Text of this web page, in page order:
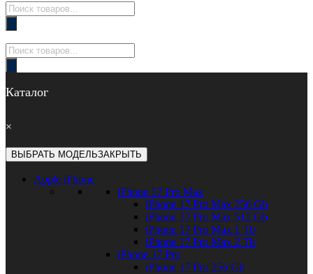
Поиск
товаров
Поиск
товаров
Каталог
×
ВЫБРАТЬ МОДЕЛЬЗАКРЫТЬ
Apple iPhone
iPhone 17 Pro Max
iPhone 17 Pro Max 256 Gb
iPhone 17 Pro Max 512 Gb
iPhone 17 Pro Max 1 Tb
iPhone 17 Pro Max 2 Tb
iPhone 17 Pro
iPhone 17 Pro 256 Gb